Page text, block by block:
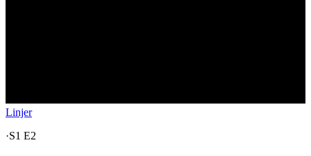
Linjer
·S1 E2